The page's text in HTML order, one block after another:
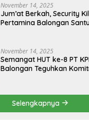
November 14, 2025
Jum’at Berkah, Security
Pertamina Balongan
November 14, 2025
Semangat HUT ke-8 PT
Balongan Teguhkan
Pendidikan
Selengkapnya